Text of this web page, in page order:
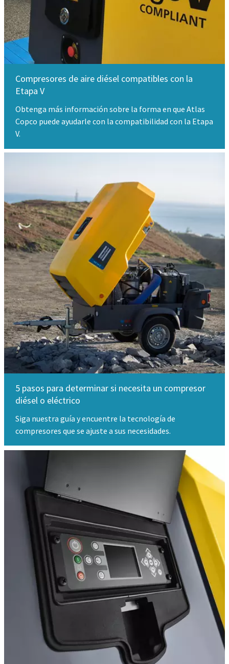
Compresores de aire diésel compatibles con la
Etapa V
Obtenga más información sobre la forma en que Atlas
Copco puede ayudarle con la compatibilidad con la Etapa
V.
5 pasos para determinar si necesita un compresor
diésel o eléctrico
Siga nuestra guía y encuentre la tecnología de
compresores que se ajuste a sus necesidades.